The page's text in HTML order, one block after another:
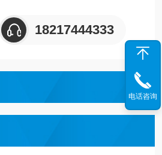
18217444333
电话咨询